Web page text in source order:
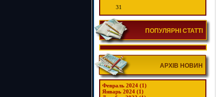
31
ПОПУЛЯРНІ СТАТТІ
АРХІВ НОВИН
Февраль 2024 (1)
Январь 2024 (1)